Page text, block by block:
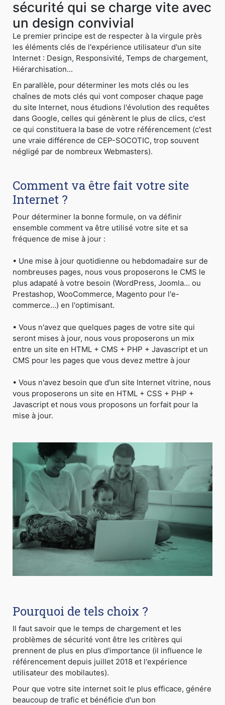
sécurité qui se charge vite avec
un design convivial
Le premier principe est de respecter à la virgule près
les éléments clés de l'expérience utilisateur d'un site
Internet : Design, Responsivité, Temps de chargement,
Hiérarchisation...
En parallèle, pour déterminer les mots clés ou les
chaînes de mots clés qui vont composer chaque page
du site Internet, nous étudions l'évolution des requêtes
dans Google, celles qui génèrent le plus de clics, c'est
ce qui constituera la base de votre référencement (c'est
une vraie différence de CEP-SOCOTIC, trop souvent
négligé par de nombreux Webmasters).
Comment va être fait votre site
Internet ?
Pour déterminer la bonne formule, on va définir
ensemble comment va être utilisé votre site et sa
fréquence de mise à jour :
• Une mise à jour quotidienne ou hebdomadaire sur de
nombreuses pages, nous vous proposerons le CMS le
plus adapaté à votre besoin (WordPress, Joomla... ou
Prestashop, WooCommerce, Magento pour l'e-
commerce...) en l'optimisant.
• Vous n'avez que quelques pages de votre site qui
seront mises à jour, nous vous proposerons un mix
entre un site en HTML + CMS + PHP + Javascript et un
CMS pour les pages que vous devez mettre à jour
• Vous n'avez besoin que d'un site Internet vitrine, nous
vous proposerons un site en HTML + CSS + PHP +
Javascript et nous vous proposons un forfait pour la
mise à jour.
Pourquoi de tels choix ?
Il faut savoir que le temps de chargement et les
problèmes de sécurité vont être les critères qui
prennent de plus en plus d'importance (il influence le
référencement depuis juillet 2018 et l'expérience
utilisateur des mobilautes).
Pour que votre site internet soit le plus efficace, génére
beaucoup de trafic et bénéficie d'un bon